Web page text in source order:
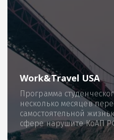
Work&Travel USA
Программа
несколько месяцев
самостоятельной
сфере нарушите КоАП